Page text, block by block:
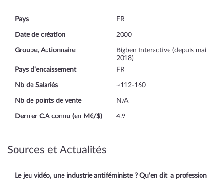
Pays FR
Date de création 2000
Groupe, Actionnaire
Bigben Interactive (depuis mai
2018)
Pays d'encaissement
FR
Nb de Salariés ~112-160
Nb de points de vente N/A
Dernier C.A connu (en M€/$) 4.9
Sources et Actualités
Le jeu vidéo, une industrie antiféministe ? Qu'en dit la profession